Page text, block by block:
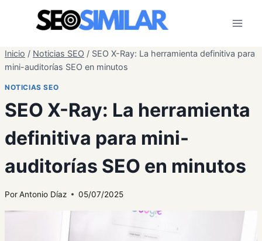
Inicio / Noticias SEO / SEO X-Ray: La herramienta definitiva para
mini-auditorías SEO en minutos
NOTICIAS SEO
SEO X-Ray: La herramienta
definitiva para mini-
auditorías SEO en minutos
PorAntonio Díaz 05/07/2025